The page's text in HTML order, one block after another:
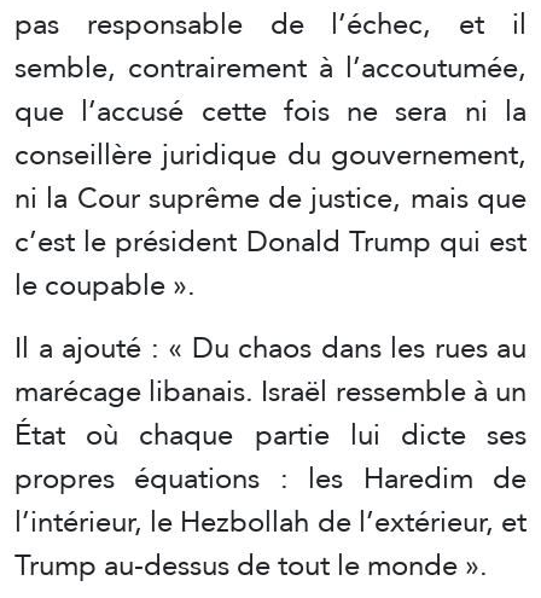
pas responsable de l’échec, et il
semble, contrairement à l’accoutumée,
que l’accusé cette fois ne sera ni la
conseillère juridique du gouvernement,
ni la Cour suprême de justice, mais que
c’est le président Donald Trump qui est
le coupable ».
Il a ajouté : « Du chaos dans les rues au
marécage libanais. Israël ressemble à un
État où chaque partie lui dicte ses
propres équations : les Haredim de
l’intérieur, le Hezbollah de l’extérieur, et
Trump au-dessus de tout le monde ».